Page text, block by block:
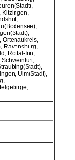
Kitzingen,
Ortenaukreis,
Ravensburg,
Rottal-Inn,
Schweinfurt,
Ulm(Stadt),